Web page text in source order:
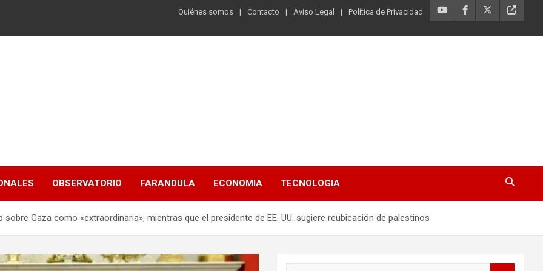
Quiénes somos Contacto Aviso Legal Política de Privacidad
OBSERVATORIO FARANDULA ECONOMIA TECNOLOGIA
Gaza como «extraordinaria», mientras que el presidente de EE. UU. sugiere reubicación de palestinos